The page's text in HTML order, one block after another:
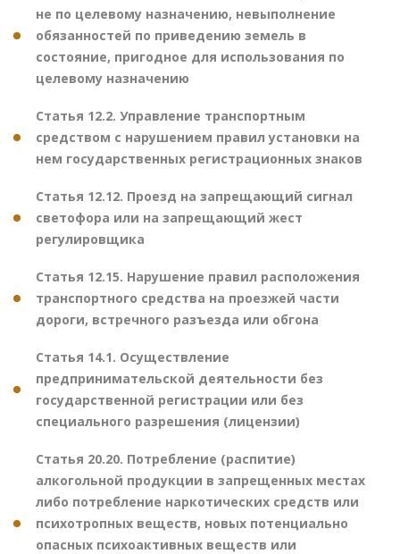
не по целевому назначению, невыполнение
обязанностей по приведению земель в
состояние, пригодное для использования по
целевому назначению
Статья 12.2. Управление транспортным
средством с нарушением правил установки на
нем государственных регистрационных знаков
Статья 12.12. Проезд на запрещающий сигнал
светофора или на запрещающий жест
регулировщика
Статья 12.15. Нарушение правил расположения
транспортного средства на проезжей части
дороги, встречного разъезда или обгона
Статья 14.1. Осуществление
предпринимательской деятельности без
государственной регистрации или без
специального разрешения (лицензии)
Статья 20.20. Потребление (распитие)
алкогольной продукции в запрещенных местах
либо потребление наркотических средств или
психотропных веществ, новых потенциально
опасных психоактивных веществ или